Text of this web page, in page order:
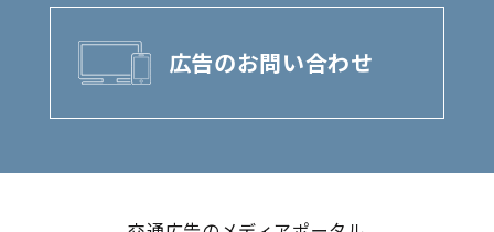
広告のお問い合わせ